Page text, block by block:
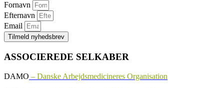
Fornavn
Efternavn
Email
Tilmeld nyhedsbrev
ASSOCIEREDE SELKABER
DAMO – Danske Arbejdsmedicineres Organisation